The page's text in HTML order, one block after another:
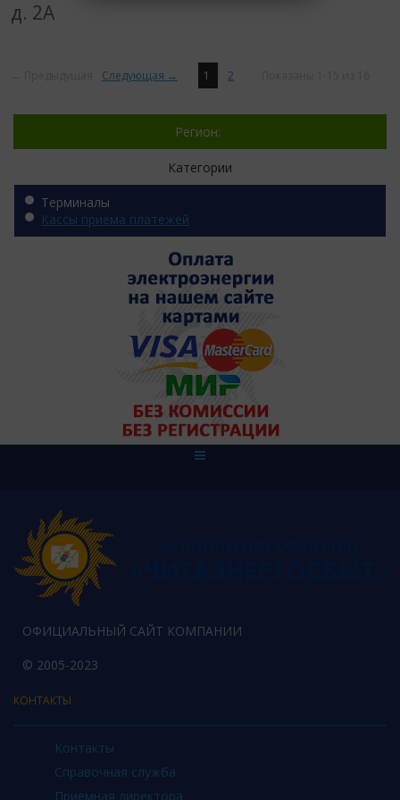
д. 2А
Следующая → 1 2
Регион:
Категории
Терминалы
Кассы приема платежей
ОФИЦИАЛЬНЫЙ САЙТ КОМПАНИИ
© 2005-2023
КОНТАКТЫ
Контакты
Справочная служба
Приемная директора